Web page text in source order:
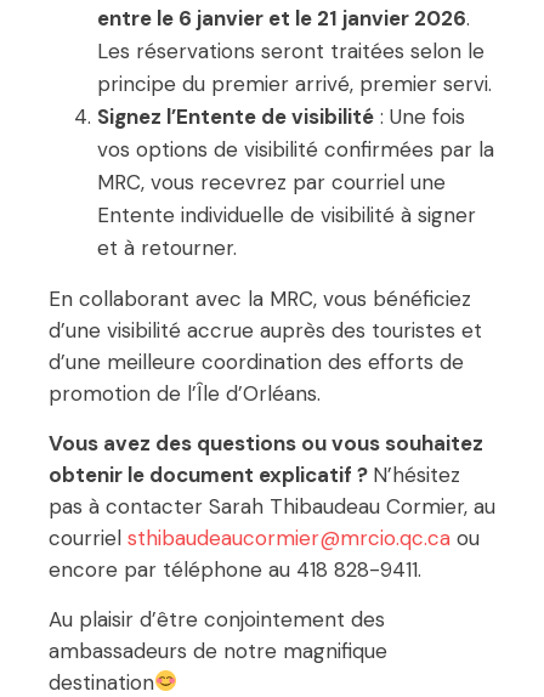
entre le 6 janvier et le 21 janvier 2026.
Les réservations seront traitées selon le
principe du premier arrivé, premier servi.
Signez l’Entente de visibilité : Une fois
vos options de visibilité confirmées par la
MRC, vous recevrez par courriel une
Entente individuelle de visibilité à signer
et à retourner.
En collaborant avec la MRC, vous bénéficiez
d’une visibilité accrue auprès des touristes et
d’une meilleure coordination des efforts de
promotion de l’Île d’Orléans.
Vous avez des questions ou vous souhaitez
obtenir le document explicatif ? N’hésitez
pas à contacter Sarah Thibaudeau Cormier, au
courriel sthibaudeaucormier@mrcio.qc.ca ou
encore par téléphone au 418 828-9411.
Au plaisir d’être conjointement des
ambassadeurs de notre magnifique
destination